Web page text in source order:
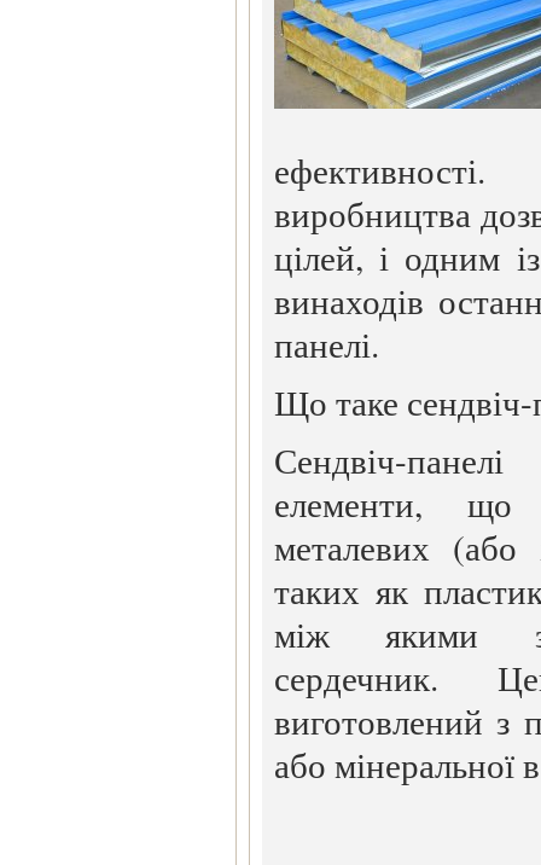
виробництва
цілей, і одним
винаходів
панелі.
Що таке сендвіч-
Сендвіч-
елементи, що
металевих (або
таких як
між якими
сердечник.
виготовлений з
або мінеральної